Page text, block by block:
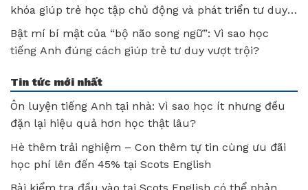
khóa giúp trẻ học tập chủ động và phát triển tư duy
sau mỗi bài học
Bật mí bí mật của “bộ não song ngữ”: Vì sao học
tiếng Anh đúng cách giúp trẻ tư duy vượt trội?
Tin tức mới nhất
Ôn luyện tiếng Anh tại nhà: Vì sao học ít nhưng đều
đặn lại hiệu quả hơn học thật lâu?
Hè thêm trải nghiệm – Con thêm tự tin cùng ưu đãi
học phí lên đến 45% tại Scots English